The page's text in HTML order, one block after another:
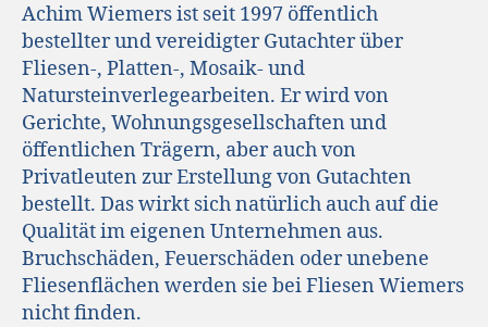
Achim Wiemers ist seit 1997 öffentlich
bestellter und vereidigter Gutachter über
Fliesen-, Platten-, Mosaik- und
Natursteinverlegearbeiten. Er wird von
Gerichte, Wohnungsgesellschaften und
öffentlichen Trägern, aber auch von
Privatleuten zur Erstellung von Gutachten
bestellt. Das wirkt sich natürlich auch auf die
Qualität im eigenen Unternehmen aus.
Bruchschäden, Feuerschäden oder unebene
Fliesenflächen werden sie bei Fliesen Wiemers
nicht finden.